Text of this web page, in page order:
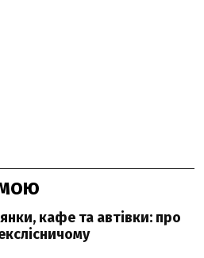
кафе та автівки: про